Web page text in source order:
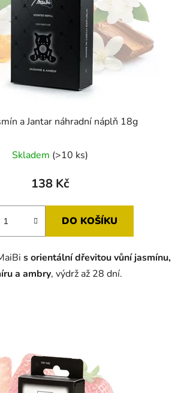
a Jantar náhradní náplň 18g
Skladem (>10 ks)
138 Kč
DO KOŠÍKU
s orientální dřevitou vůní jasmínu,
a ambry, výdrž až 28 dní.